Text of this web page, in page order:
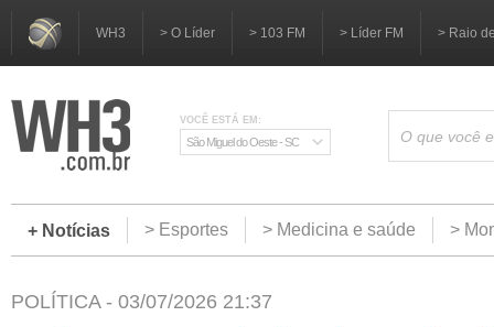
WH3 > O Líder > 103 FM > Líder FM > Raio
VOCÊ ESTÁ EM:
São Miguel do Oeste - SC
+ Notícias > Esportes > Medicina e saúde >
POLÍTICA - 03/07/2026 21:37